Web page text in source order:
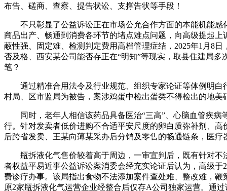
布告、磋商、查察、提告状讼、支撑告状等手段！
不只彰显了公益诉讼正在市场公允合作方面的本能机能感
商品出产、畅通到消费各环节的堵点难点问题，向高级提起
蔽性强、固定难、检测判定费用高档管理症结，2025年1月8
否及格、西安某公司能否存正在“明知”等现实，取县住建局
笔？
通过精准合用法令及行业规范、组织专家论证等体例明白
村局、区市监局为被告，案涉鸡蛋中检出蛋类不得检出的地
同时，老年人相信该药品具备医治“三高”、心脑血管疾病
行。针对发卖者低价进购不合适平安尺度的卵白质弥补剂、
后跨省发卖、王某向薄某采办后分销及零售的畅通链条，医
瓶拆液化气售价较着高于周边，一审宣判后，既有针对不
者权益平易近事公益诉讼案消委会经充实论证后认为，高级
费诊疗办事。该局指出食物不法添加案件查处难、整改难，
原2家瓶拆液化气运营企业经整合后仅存A公司独家运营。通